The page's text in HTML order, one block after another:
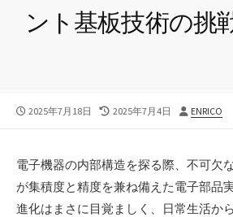
ント基板技術の挑
公
2025年7月18日
最
新
日
2025年7月4日
投
ENRICO
電子機器の内部構造を探る際、不可欠
が集積度と精度を兼ね備えた電子部品
進化はまさに目覚ましく、日常生活か